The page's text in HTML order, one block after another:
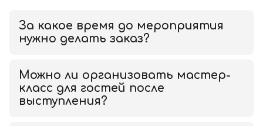
За какое время до мероприятия
нужно делать заказ?
Можно ли организовать мастер-
класс для гостей после
выступления?